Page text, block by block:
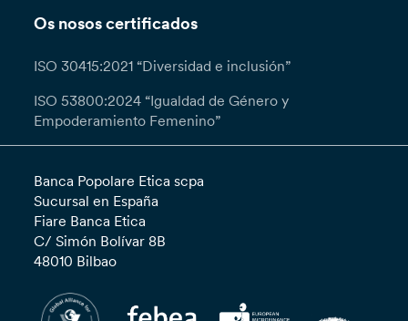
Os nosos certificados
ISO 30415:2021 “Diversidad e inclusión”
ISO 53800:2024 “Igualdad de Género y
Empoderamiento Femenino”
Banca Popolare Etica scpa
Sucursal en España
Fiare Banca Etica
C/ Simón Bolívar 8B
48010 Bilbao